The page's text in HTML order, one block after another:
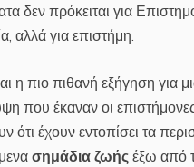
δεν πρόκειται για
αλλά για επιστήμη.
η πιο πιθανή εξήγηση για
που έκαναν οι
ότι έχουν εντοπίσει τα
σημάδια ζωής έξω από